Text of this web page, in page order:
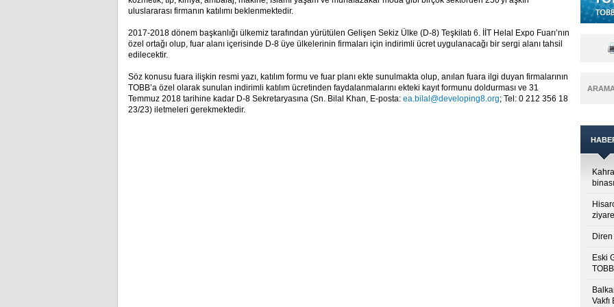
uluslararası firmanın katılımı beklenmektedir.
2017-2018 dönem başkanlığı ülkemiz tarafından yürütülen Gelişen Sekiz Ülke (D-8) Teşkilatı 6. İİT Helal Expo Fuarı’nın
özel ortağı olup, fuar alanı içerisinde D-8 üye ülkelerinin firmaları için indirimli ücret uygulanacağı bir sergi alanı tahsil
edilecektir.
Söz konusu fuara ilişkin resmi yazı, katılım formu ve fuar planı ekte sunulmakta olup, anılan fuara ilgi duyan firmalarının
TOBB’a özel olarak sunulan indirimli katılım ücretinden faydalanmalarını ekteki kayıt formunu doldurması ve 31
Temmuz 2018 tarihine kadar D-8 Sekretaryasına (Sn. Bilal Khan, E-posta: ea.bilal@developing8.org; Tel: 0 212 356 18
23/23) iletmeleri gerekmektedir.
Eski
Vakfı